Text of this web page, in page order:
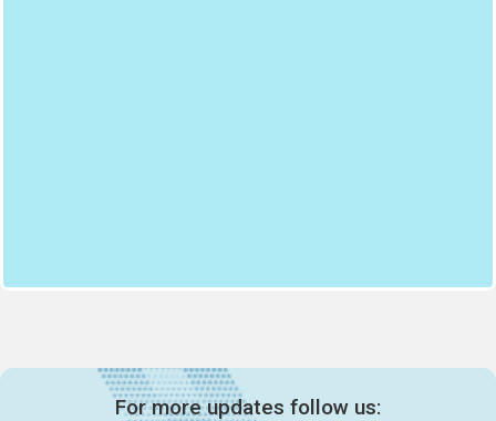
For more updates follow us: